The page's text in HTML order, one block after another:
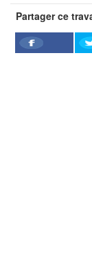
Partager ce
Facebook